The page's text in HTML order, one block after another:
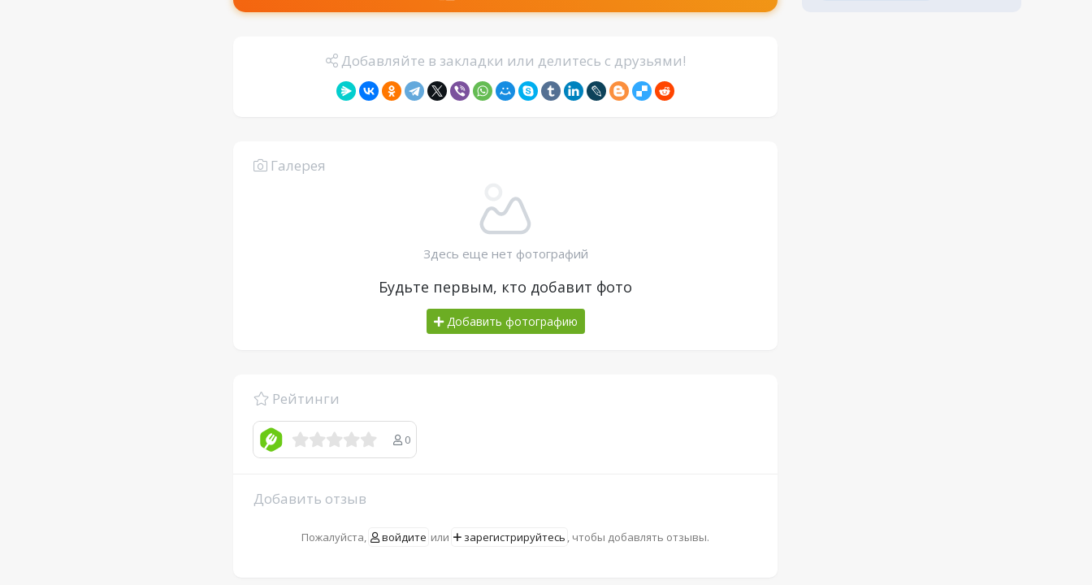
Добавляйте в закладки или делитесь с друзьями!
Галерея
Здесь еще нет фотографий
Будьте первым, кто добавит фото
Добавить фотографию
Рейтинги
0
Добавить отзыв
Пожалуйста, войдите или зарегистрируйтесь , чтобы добавлять отзывы.